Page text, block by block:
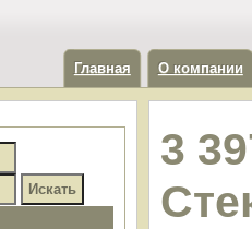
Главная О компании
3